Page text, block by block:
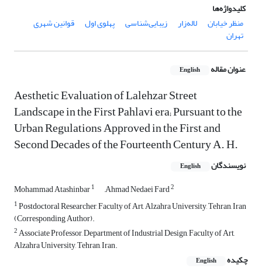
کلیدواژه‌ها
منظر خیابان
لاله‌زار زیبایی‌شناسی پهلوی اول قوانین شهری
تهران
عنوان مقاله English
Aesthetic Evaluation of Lalehzar Street
Landscape in the First Pahlavi era; Pursuant to the
Urban Regulations Approved in the First and
Second Decades of the Fourteenth Century A. H.
نویسندگان English
Mohammad Atashinbar1 َAhmad Nedaei Fard2
1Postdoctoral Researcher, Faculty of Art, Alzahra University, Tehran, Iran
(Corresponding Author).
2Associate Professor, Department of Industrial Design, Faculty of Art,
Alzahra University, Tehran, Iran.
چکیده
English